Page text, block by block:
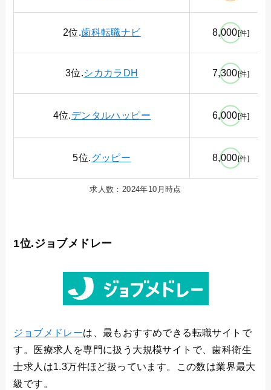
2位.歯科転職ナビ 8,000[件]
3位.シカカラDH 7,300[件]
4位.デンタルハッピー 6,000[件]
5位.グッピー 8,000[件]
求人数：2024年10月時点
1位.ジョブメドレー
ジョブメドレーは、最もおすすめできる転職サイトで
す。医療求人を専門に扱う大規模サイトで、歯科衛生
士求人は1.3万件ほど扱っています。この数は業界最大
級です。